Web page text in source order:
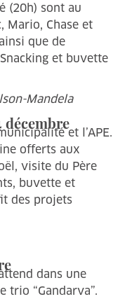
(20h) sont au
Mario, Chase et
que de
et buvette
Mandela
décembre
et l’APE.
offerts aux
visite du Père
buvette et
des projets
dans une
trio “Gandarva”.